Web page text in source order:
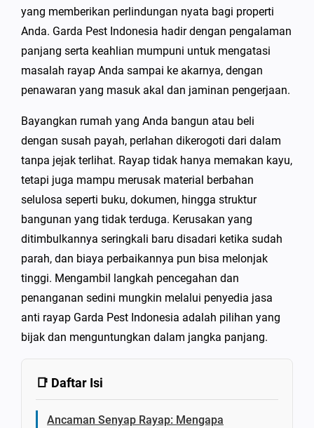
yang memberikan perlindungan nyata bagi properti
Anda. Garda Pest Indonesia hadir dengan pengalaman
panjang serta keahlian mumpuni untuk mengatasi
masalah rayap Anda sampai ke akarnya, dengan
penawaran yang masuk akal dan jaminan pengerjaan.
Bayangkan rumah yang Anda bangun atau beli
dengan susah payah, perlahan dikerogoti dari dalam
tanpa jejak terlihat. Rayap tidak hanya memakan kayu,
tetapi juga mampu merusak material berbahan
selulosa seperti buku, dokumen, hingga struktur
bangunan yang tidak terduga. Kerusakan yang
ditimbulkannya seringkali baru disadari ketika sudah
parah, dan biaya perbaikannya pun bisa melonjak
tinggi. Mengambil langkah pencegahan dan
penanganan sedini mungkin melalui penyedia jasa
anti rayap Garda Pest Indonesia adalah pilihan yang
bijak dan menguntungkan dalam jangka panjang.
📑 Daftar Isi
Ancaman Senyap Rayap: Mengapa